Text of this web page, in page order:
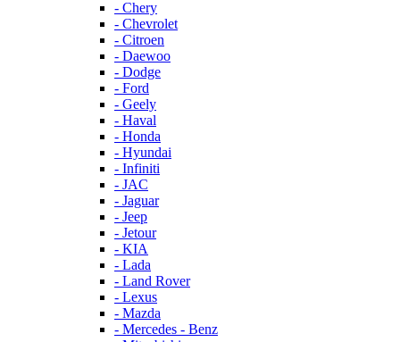
- Chery
- Chevrolet
- Citroen
- Daewoo
- Dodge
- Ford
- Geely
- Haval
- Honda
- Hyundai
- Infiniti
- JAC
- Jaguar
- Jeep
- Jetour
- KIA
- Lada
- Land Rover
- Lexus
- Mazda
- Mercedes - Benz